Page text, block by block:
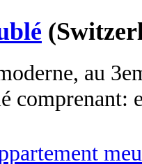
au
comprenant: